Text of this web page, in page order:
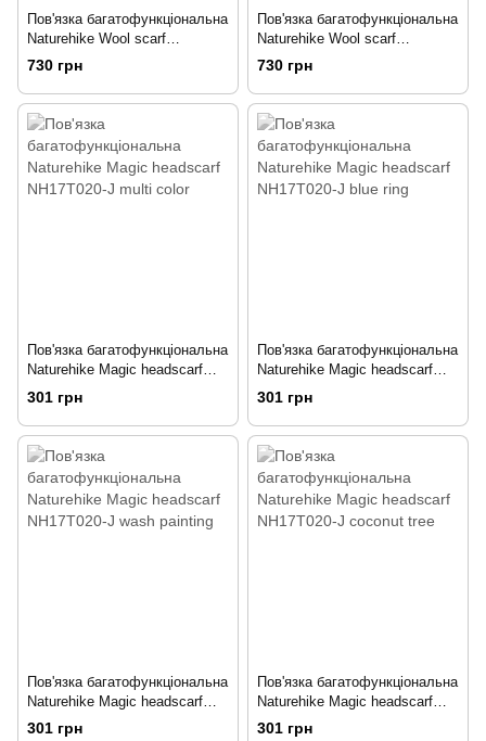
Пов'язка багатофункціональна
Naturehike Wool scarf
NH20FS025 red
730 грн
Пов'язка багатофункціональна
Naturehike Wool scarf
NH20FS025 coffee
730 грн
Пов'язка багатофункціональна
Naturehike Magic headscarf
NH17T020-J multi color
301 грн
Пов'язка багатофункціональна
Naturehike Magic headscarf
NH17T020-J blue ring
301 грн
Пов'язка багатофункціональна
Naturehike Magic headscarf
NH17T020-J wash painting
301 грн
Пов'язка багатофункціональна
Naturehike Magic headscarf
NH17T020-J coconut tree
301 грн